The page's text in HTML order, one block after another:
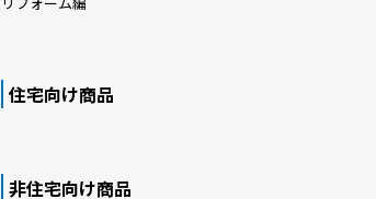
住宅向け商品
非住宅向け商品